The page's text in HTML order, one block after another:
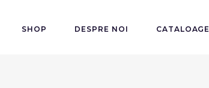
SHOP DESPRE NOI CATALOAGE